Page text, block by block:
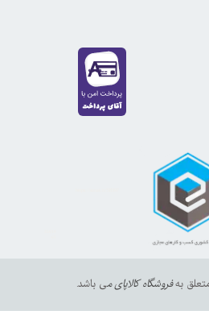
بهفروشگاه کالاپای می باشد.